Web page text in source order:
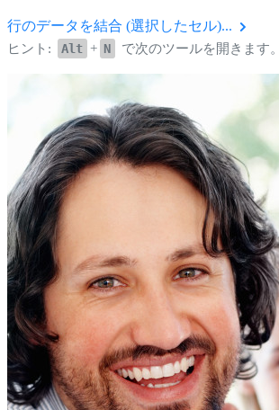
行のデータを結合 (選択したセル)...
ヒント: Alt + N で次のツールを開きます。